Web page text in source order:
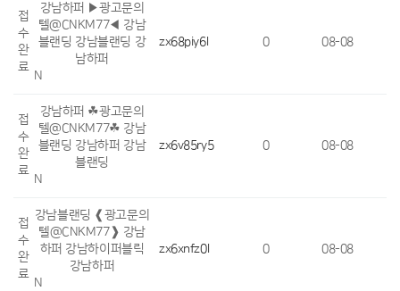
접
수
완
료
강남하퍼 ▶광고문의
텔@CNKM77◀ 강남
블랜딩 강남블랜딩 강
남하퍼
N
zx68piy6l 0 08-08
접
수
완
료
강남하퍼 ☘광고문의
텔@CNKM77☘ 강남
블랜딩 강남하퍼 강남
블랜딩
N
zx6v85ry5 0 08-08
접
수
완
료
강남블랜딩 ❰광고문의
텔@CNKM77❱ 강남
하퍼 강남하이퍼블릭
강남하퍼
N
zx6xnfz0l 0 08-08